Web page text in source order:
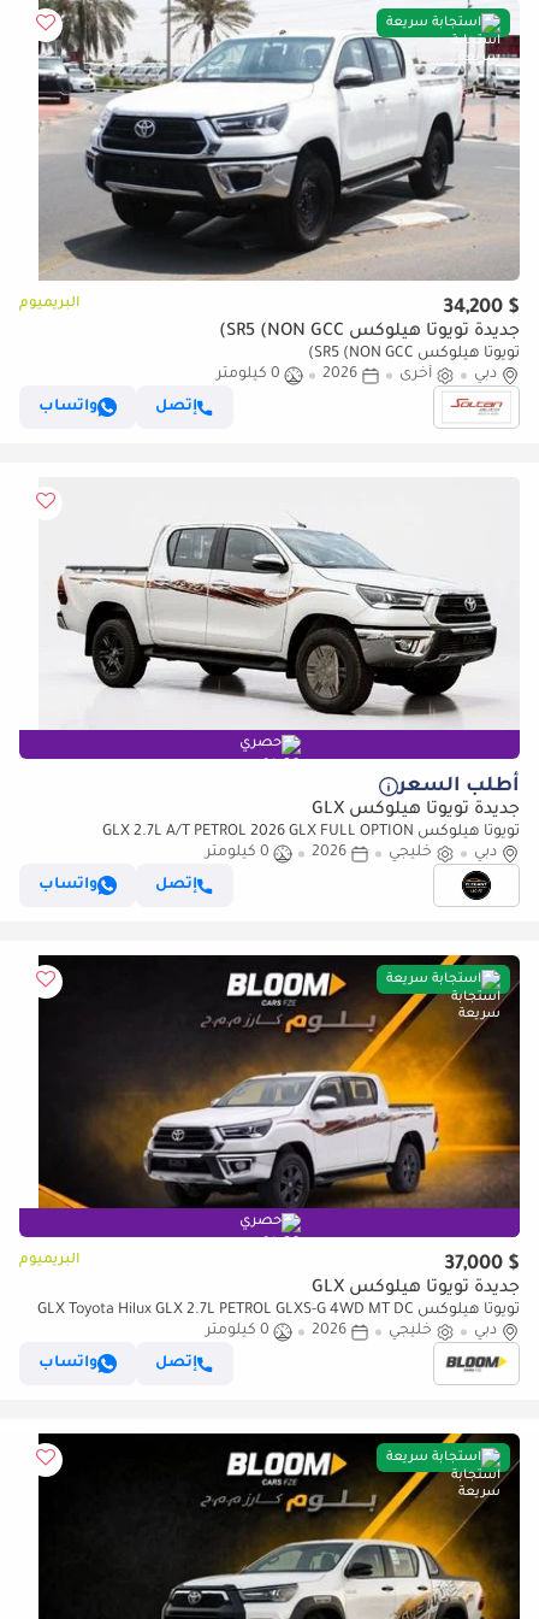
استجابة سريعة
$ 34,200 البريميوم
جديدة تويوتا هيلوكس SR5 (NON GCC)
تويوتا هيلوكس SR5 (NON GCC)
دبي
أخرى 2026
0 كيلومتر
إتصل
واتساب
حصري
أطلب السعر
جديدة تويوتا هيلوكس GLX
تويوتا هيلوكس GLX 2.7L A/T PETROL 2026 GLX FULL OPTION
دبي
خليجي 2026
0 كيلومتر
إتصل
واتساب
استجابة سريعة
حصري
$ 37,000 البريميوم
جديدة تويوتا هيلوكس GLX
تويوتا هيلوكس GLX Toyota Hilux GLX 2.7L PETROL GLXS-G 4WD MT DC
2026MY
دبي خليجي 2026
0 كيلومتر
إتصل
واتساب
استجابة سريعة